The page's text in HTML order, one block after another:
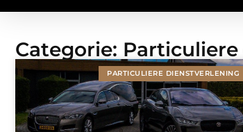
Categorie:
PARTICULIERE DIENSTVERLENING